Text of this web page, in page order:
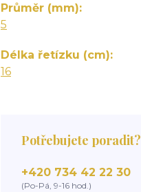
Průměr (mm)
5
Délka řetízku (cm)
16
Potřebujete poradit?
+420 734 42 22 30
(Po-Pá, 9-16 hod.)